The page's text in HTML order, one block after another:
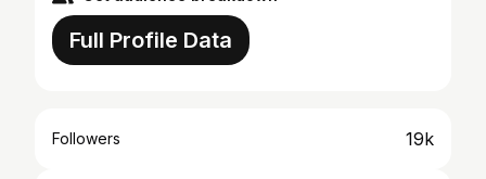
Full Profile Data
Followers 19k